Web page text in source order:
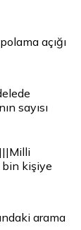
açığı
sayısı
kişiye
arama